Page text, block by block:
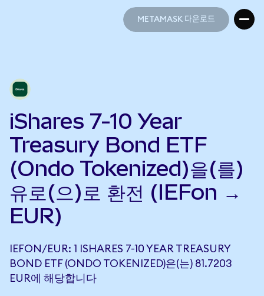
METAMASK 다운로드
iShares 7-10 Year
Treasury Bond ETF
(Ondo Tokenized)을(를)
유로(으)로 환전 (IEFon →
EUR)
IEFON/EUR: 1 ISHARES 7-10 YEAR TREASURY
BOND ETF (ONDO TOKENIZED)은(는) 81.7203
EUR에 해당합니다